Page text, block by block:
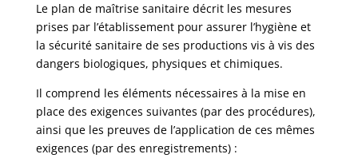
Le plan de maîtrise sanitaire décrit les mesures
prises par l’établissement pour assurer l’hygiène et
la sécurité sanitaire de ses productions vis à vis des
dangers biologiques, physiques et chimiques.
Il comprend les éléments nécessaires à la mise en
place des exigences suivantes (par des procédures),
ainsi que les preuves de l’application de ces mêmes
exigences (par des enregistrements) :